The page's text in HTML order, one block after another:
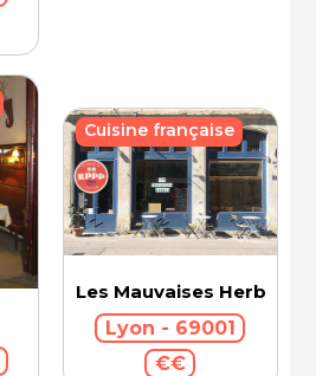
Les Mauvaises Herbes
Lyon - 69001
€€
Cuisine française